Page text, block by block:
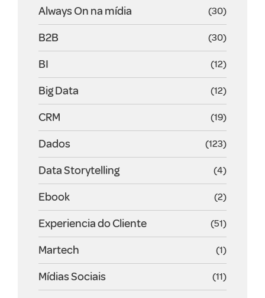
Always On na mídia (30)
B2B (30)
BI (12)
Big Data (12)
CRM (19)
Dados (123)
Data Storytelling (4)
Ebook (2)
Experiencia do Cliente (51)
Martech (1)
Mídias Sociais (11)